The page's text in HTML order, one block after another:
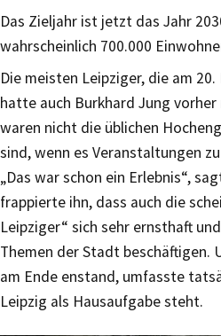
Das Zieljahr ist jetzt das Jahr
wahrscheinlich 700.000
Die meisten Leipziger, die am
hatte auch Burkhard Jung
waren nicht die üblichen
sind, wenn es Veranstaltungen
„Das war schon ein Erlebnis“,
frappierte ihn, dass auch die
Leipziger“ sich sehr ernsthaft
Themen der Stadt beschäftigen.
am Ende enstand, umfasste
Leipzig als Hausaufgabe steht.